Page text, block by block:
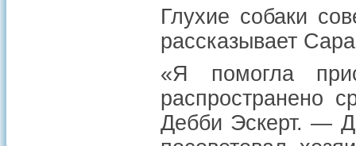
Глухие собаки
рассказывает
«Я помогла
распространено
Дебби Эскерт. —